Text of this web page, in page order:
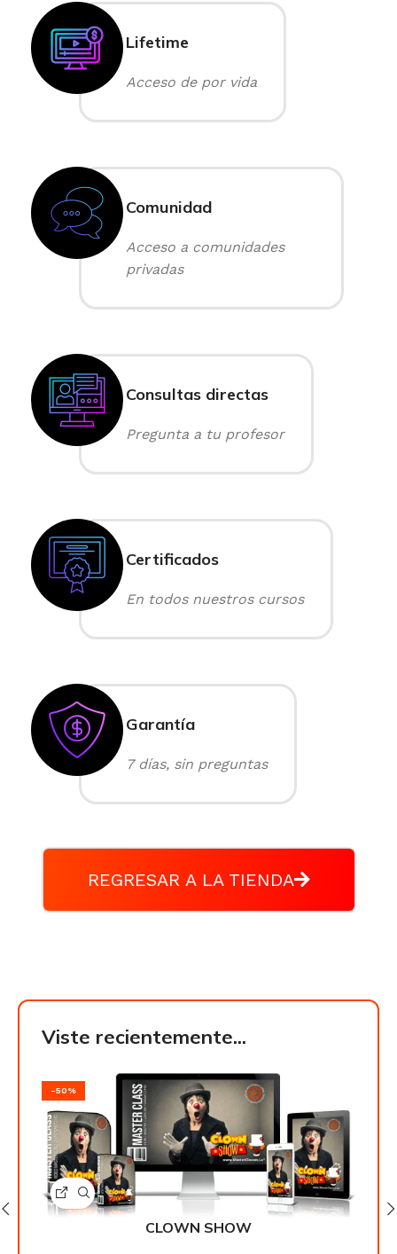
Lifetime
Acceso de por vida
Comunidad
Acceso a comunidades
privadas
Consultas directas
Pregunta a tu profesor
Certificados
En todos nuestros cursos
Garantía
7 días, sin preguntas
REGRESAR A LA TIENDA
Viste recientemente...
-50%
CLOWN SHOW